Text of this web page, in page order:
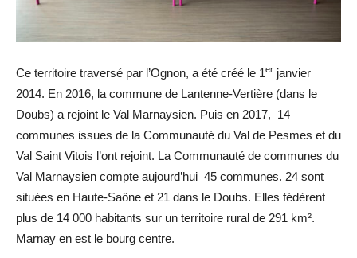
Ce territoire traversé par l’Ognon, a été créé le 1er janvier
2014. En 2016, la commune de Lantenne-Vertière (dans le
Doubs) a rejoint le Val Marnaysien. Puis en 2017, 14
communes issues de la Communauté du Val de Pesmes et du
Val Saint Vitois l’ont rejoint. La Communauté de communes du
Val Marnaysien compte aujourd’hui 45 communes. 24 sont
situées en Haute-Saône et 21 dans le Doubs. Elles fédèrent
plus de 14 000 habitants sur un territoire rural de 291 km².
Marnay en est le bourg centre.